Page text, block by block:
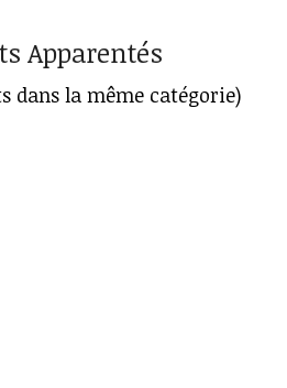
Apparentés
dans la même catégorie)